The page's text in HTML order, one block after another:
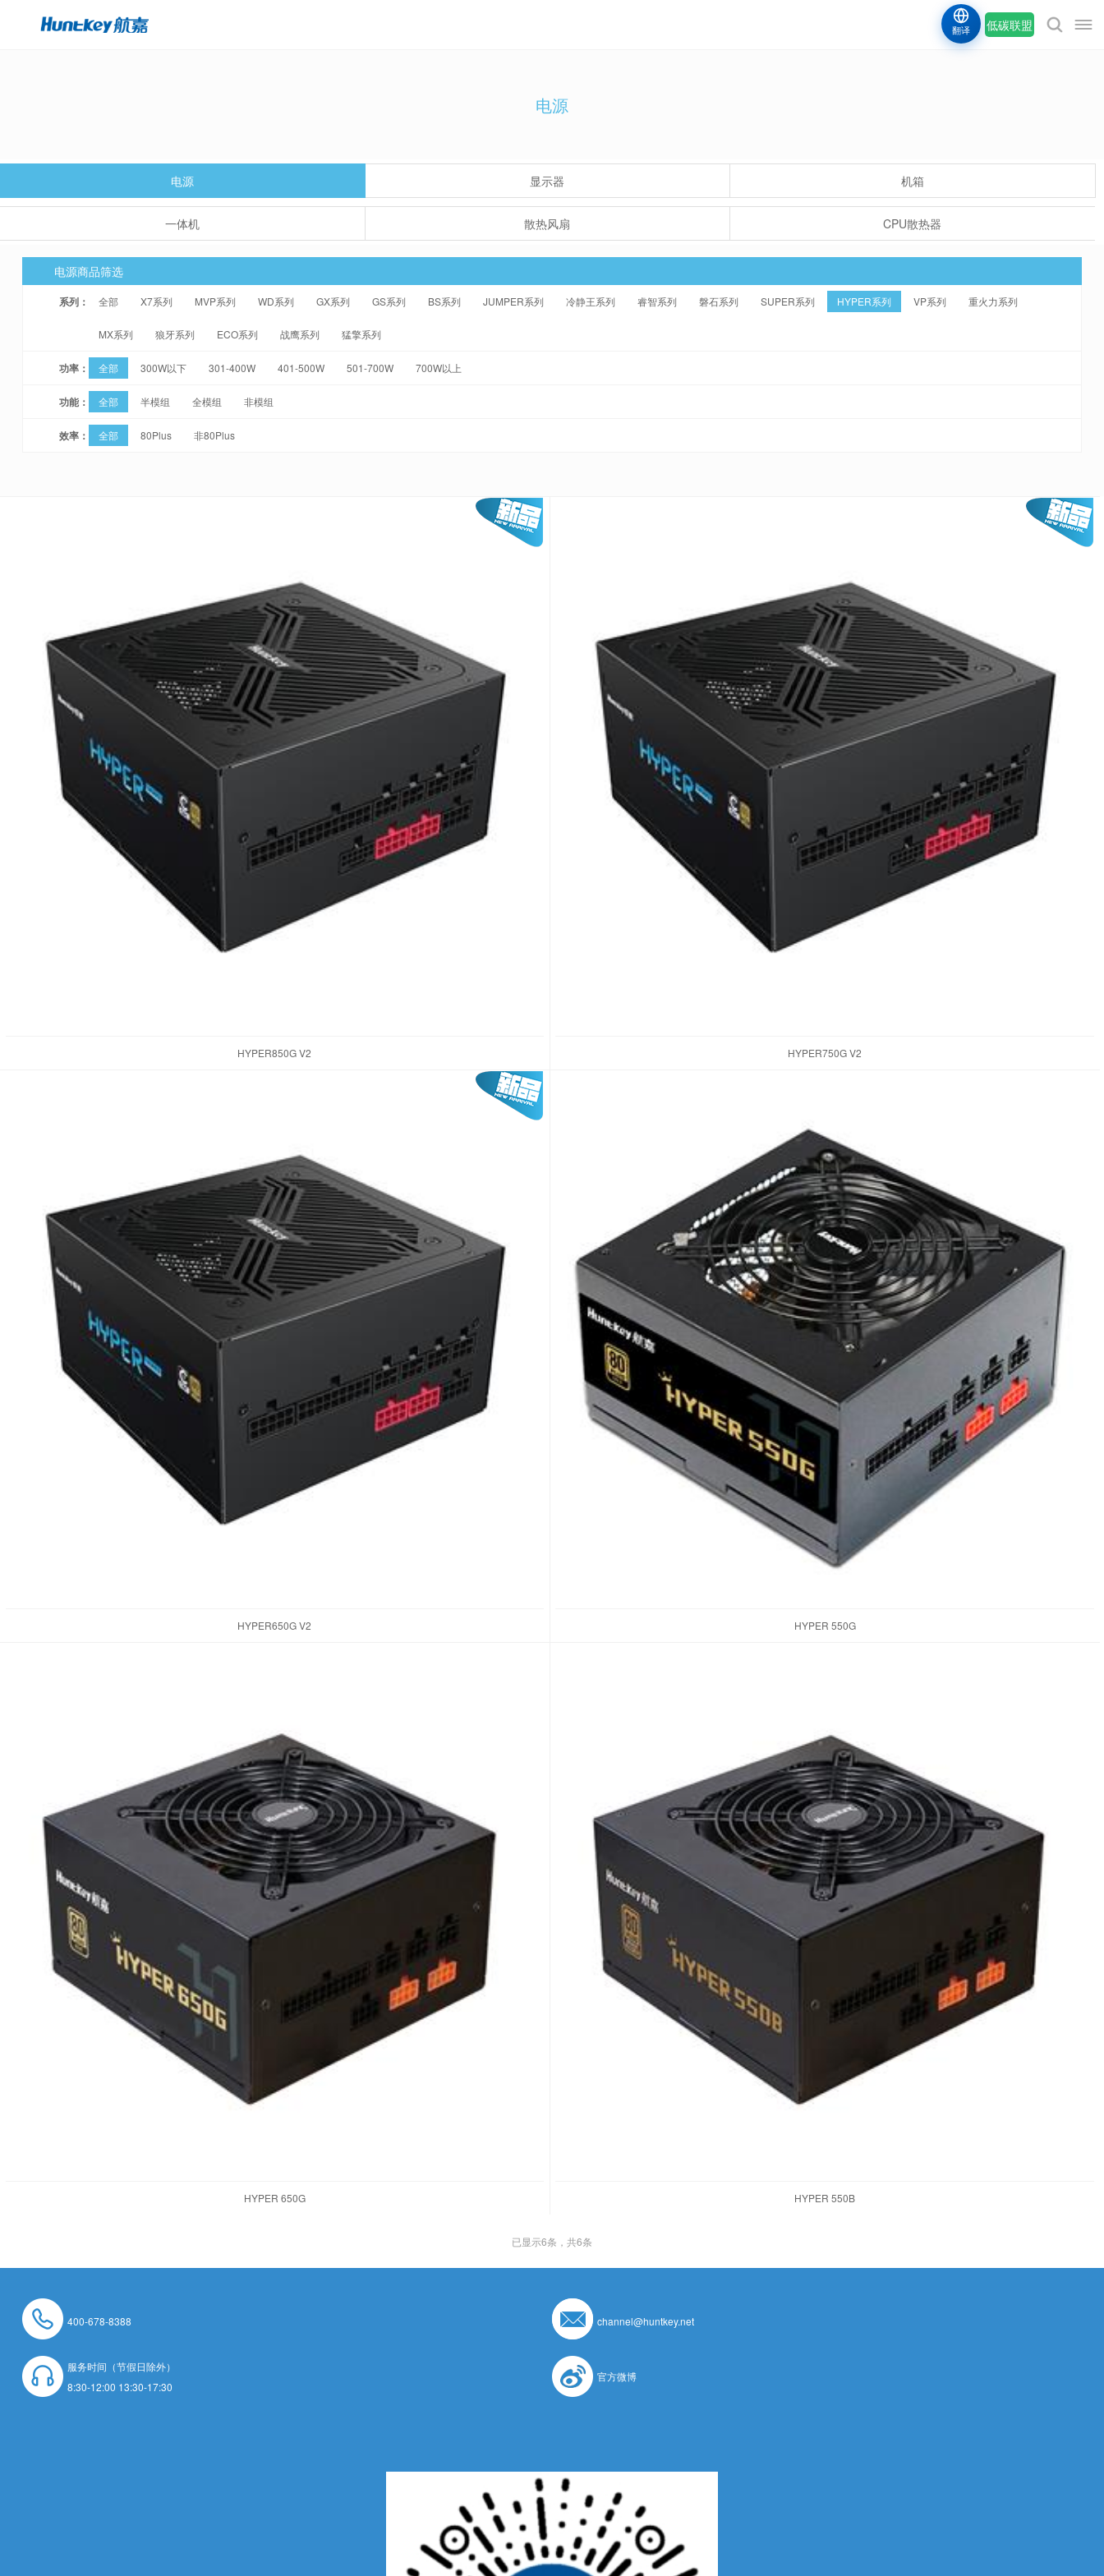
低碳联盟
翻译
电源
电源 显示器 机箱
一体机 散热风扇 CPU散热器
电源商品筛选
系列： 全部 X7系列 MVP系列 WD系列 GX系列 GS系列 BS系列 JUMPER系列 冷静王系列 睿智系列 磐石系列 SUPER系列 HYPER系列 VP系列 重火力系列
MX系列 狼牙系列 ECO系列 战鹰系列 猛擎系列
功率： 全部 300W以下 301-400W 401-500W 501-700W 700W以上
功能： 全部 半模组 全模组 非模组
效率： 全部 80Plus 非80Plus
HYPER850G V2 HYPER750G V2
HYPER650G V2 HYPER 550G
HYPER 650G HYPER 550B
已显示6条，共6条
400-678-8388 channel@huntkey.net
服务时间（节假日除外）
8:30-12:00 13:30-17:30
官方微博